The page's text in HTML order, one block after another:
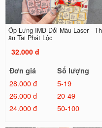
Ốp Lưng IMD Đổi Màu Laser - Th
ần Tài Phát Lộc
32.000 đ
Đơn giá
Số lượng
28.000 đ
5-19
26.000 đ
20-49
24.000 đ
50-100